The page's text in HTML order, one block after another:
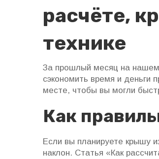
расчёте,
технике
За прошлый месяц на нашем
сэкономить время и
месте, чтобы вы могли
Как
Если вы планируете крышу
наклон. Статья «Как